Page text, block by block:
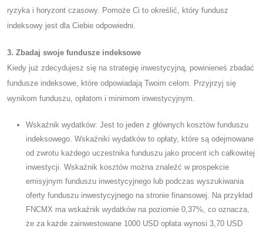
ryzyka i horyzont czasowy. Pomoże Ci to określić, który fundusz
indeksowy jest dla Ciebie odpowiedni.
3. Zbadaj swoje fundusze indeksowe
Kiedy już zdecydujesz się na strategię inwestycyjną, powinieneś zbadać
fundusze indeksowe, które odpowiadają Twoim celom. Przyjrzyj się
wynikom funduszu, opłatom i minimom inwestycyjnym.
Wskaźnik wydatków: Jest to jeden z głównych kosztów funduszu
indeksowego. Wskaźniki wydatków to opłaty, które są odejmowane
od zwrotu każdego uczestnika funduszu jako procent ich całkowitej
inwestycji. Wskaźnik kosztów można znaleźć w prospekcie
emisyjnym funduszu inwestycyjnego lub podczas wyszukiwania
oferty funduszu inwestycyjnego na stronie finansowej. Na przykład
FNCMX ma wskaźnik wydatków na poziomie 0,37%, co oznacza,
że ​​za każde zainwestowane 1000 USD opłata wynosi 3,70 USD